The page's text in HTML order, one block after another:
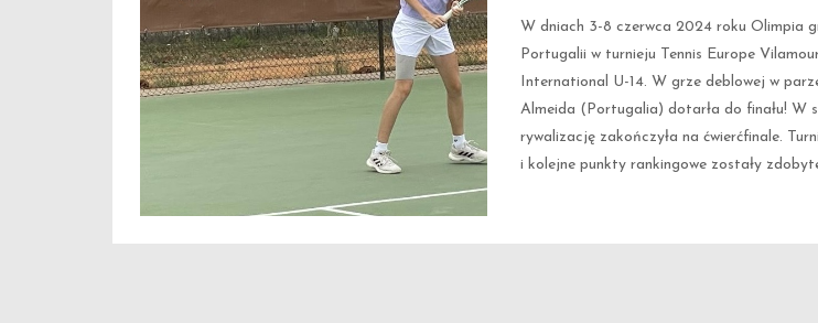
W dniach 3-8 czerwca 2024 roku Olimpia
Portugalii w turnieju Tennis Europe
International U-14. W grze deblowej w
Almeida (Portugalia) dotarła do finału! W
rywalizację zakończyła na ćwierćfinale.
i kolejne punkty rankingowe zostały